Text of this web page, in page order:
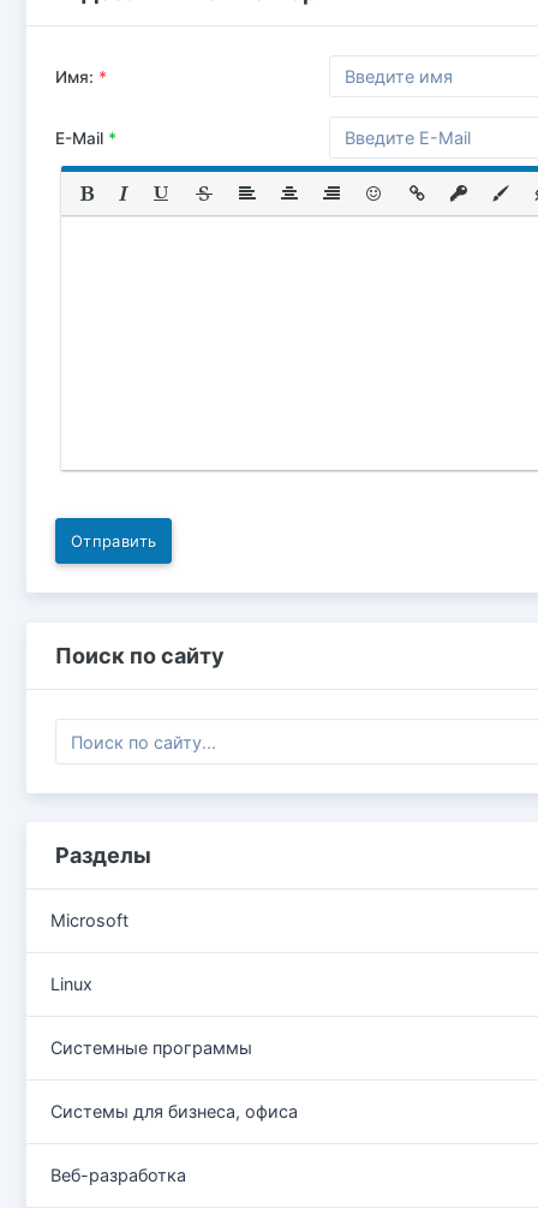
Имя: *
E-Mail *
Отправить
Поиск по сайту
Разделы
Microsoft
Linux
Системные программы
Системы для бизнеса, офиса
Веб-разработка